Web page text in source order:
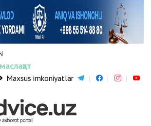
Maxsus imkoniyatlar